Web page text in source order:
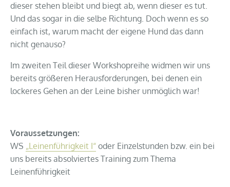
dieser stehen bleibt und biegt ab, wenn dieser es tut.
Und das sogar in die selbe Richtung. Doch wenn es so
einfach ist, warum macht der eigene Hund das dann
nicht genauso?
Im zweiten Teil dieser Workshopreihe widmen wir uns
bereits größeren Herausforderungen, bei denen ein
lockeres Gehen an der Leine bisher unmöglich war!
Voraussetzungen:
WS „Leinenführigkeit I“ oder Einzelstunden bzw. ein bei
uns bereits absolviertes Training zum Thema
Leinenführigkeit